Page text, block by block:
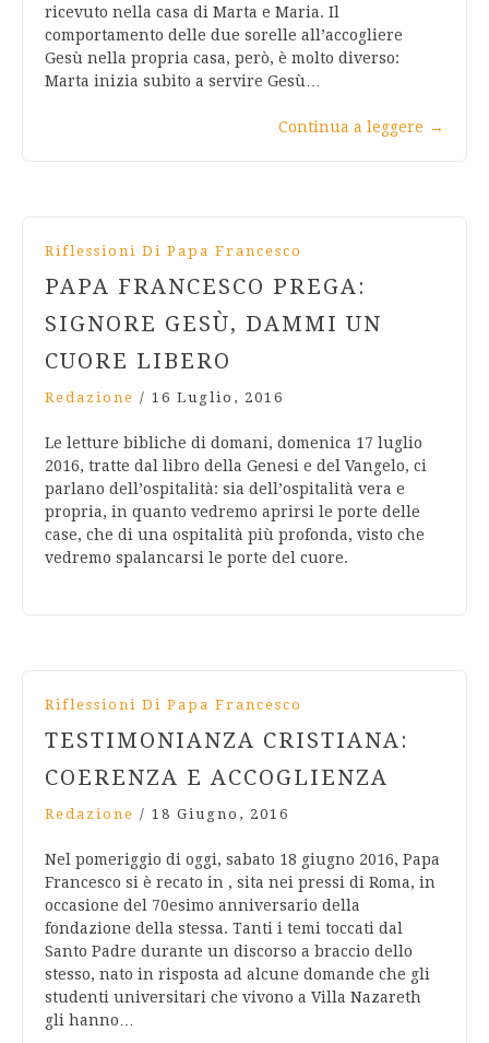
ricevuto nella casa di Marta e Maria. Il
comportamento delle due sorelle all’accogliere
Gesù nella propria casa, però, è molto diverso:
Marta inizia subito a servire Gesù…
Continua a leggere →
Riflessioni Di Papa Francesco
PAPA FRANCESCO PREGA:
SIGNORE GESÙ, DAMMI UN
CUORE LIBERO
Redazione / 16 Luglio, 2016
Le letture bibliche di domani, domenica 17 luglio
2016, tratte dal libro della Genesi e del Vangelo, ci
parlano dell’ospitalità: sia dell’ospitalità vera e
propria, in quanto vedremo aprirsi le porte delle
case, che di una ospitalità più profonda, visto che
vedremo spalancarsi le porte del cuore.
Riflessioni Di Papa Francesco
TESTIMONIANZA CRISTIANA:
COERENZA E ACCOGLIENZA
Redazione / 18 Giugno, 2016
Nel pomeriggio di oggi, sabato 18 giugno 2016, Papa
Francesco si è recato in , sita nei pressi di Roma, in
occasione del 70esimo anniversario della
fondazione della stessa. Tanti i temi toccati dal
Santo Padre durante un discorso a braccio dello
stesso, nato in risposta ad alcune domande che gli
studenti universitari che vivono a Villa Nazareth
gli hanno…